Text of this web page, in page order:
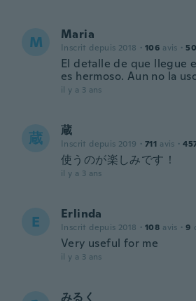
M Maria
Inscrit depuis 2018 · 106 avis · 50
El detalle de que llegue
es hermoso. Aun no la
il y a 3 ans
蔵 蔵
Inscrit depuis 2019 · 711 avis ·
使うのが楽しみです！
il y a 3 ans
E Erlinda
Inscrit depuis 2018 · 108 avis · 9
Very useful for me
il y a 3 ans
みるく